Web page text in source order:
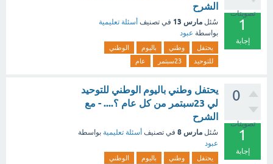
تصويتات
1
إجابة
الشرح
سُئل مارس 13 في تصنيف أسئلة تعليمية
بواسطة عبود
يحتفل وطني باليوم
الوطني
للتوحيد
23سبتمر عام
0
تصويتات
1
إجابة
يحتفل وطني باليوم الوطني للتوحيد
لي 23سبتمر من كل عام ؟.... - مع
الشرح
سُئل مارس 8 في تصنيف أسئلة تعليمية بواسطة
عبود
يحتفل وطني باليوم
الوطني